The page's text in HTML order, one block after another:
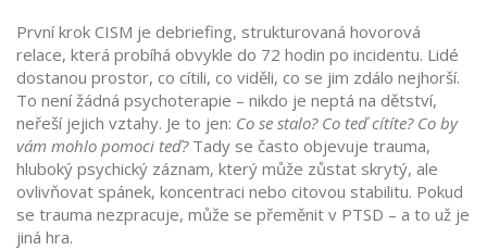
První krok CISM je debriefing, strukturovaná hovorová
relace, která probíhá obvykle do 72 hodin po incidentu. Lidé
dostanou prostor, co cítili, co viděli, co se jim zdálo nejhorší.
To není žádná psychoterapie – nikdo je neptá na dětství,
neřeší jejich vztahy. Je to jen: Co se stalo? Co teď cítíte? Co by
vám mohlo pomoci teď?Tady se často objevuje trauma,
hluboký psychický záznam, který může zůstat skrytý, ale
ovlivňovat spánek, koncentraci nebo citovou stabilitu. Pokud
se trauma nezpracuje, může se přeměnit v PTSD – a to už je
jiná hra.